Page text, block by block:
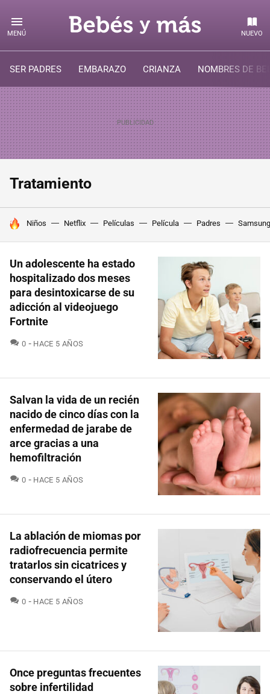
MENÚ NUEVO
SER PADRES EMBARAZO CRIANZA NOMBRES DE
Tratamiento
HOY SE HABLA DE
Niños Netflix Películas Película Padres Samsung
Un adolescente ha estado
hospitalizado dos meses
para desintoxicarse de su
adicción al videojuego
Fortnite
0 COMENTARIOS
HACE 5 AÑOS
Salvan la vida de un recién
nacido de cinco días con la
enfermedad de jarabe de
arce gracias a una
hemofiltración
0 COMENTARIOS
HACE 5 AÑOS
La ablación de miomas por
radiofrecuencia permite
tratarlos sin cicatrices y
conservando el útero
0 COMENTARIOS
HACE 5 AÑOS
Once preguntas frecuentes
sobre infertilidad